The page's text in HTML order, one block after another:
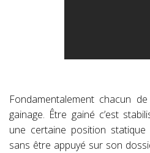
Fondamentalement chacun
gainage. Être gainé c’est
une certaine position
sans être appuyé sur son